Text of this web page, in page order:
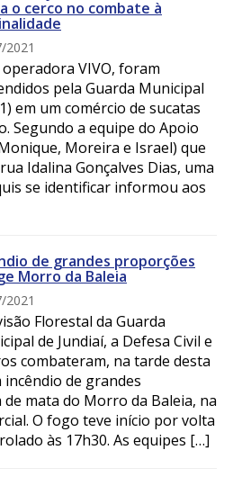
o cerco no combate à
2021
VIVO, foram
pela Guarda Municipal
em um comércio de sucatas
Segundo a equipe do Apoio
Moreira e Israel) que
Idalina Gonçalves Dias, uma
se identificar informou aos
de grandes proporções
Morro da Baleia
2021
Florestal da Guarda
de Jundiaí, a Defesa Civil e
combateram, na tarde desta
de grandes
mata do Morro da Baleia, na
O fogo teve início por volta
às 17h30. As equipes […]